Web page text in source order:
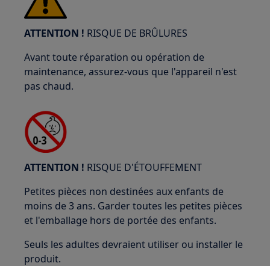
ATTENTION ! RISQUE DE BRÛLURES
Avant toute réparation ou opération de
maintenance, assurez-vous que l'appareil n'est
pas chaud.
ATTENTION ! RISQUE D'ÉTOUFFEMENT
Petites pièces non destinées aux enfants de
moins de 3 ans. Garder toutes les petites pièces
et l'emballage hors de portée des enfants.
Seuls les adultes devraient utiliser ou installer le
produit.